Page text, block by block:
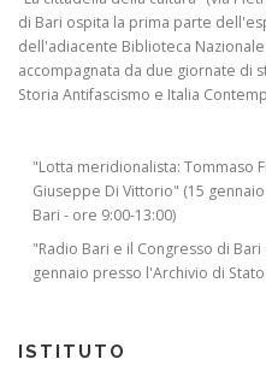
di Bari ospita la prima parte
dell'adiacente Biblioteca
accompagnata da due giornate di
Storia Antifascismo e Italia
"Lotta meridionalista: Tommaso
Giuseppe Di Vittorio" (15
Bari - ore 9:00-13:00)
"Radio Bari e il Congresso di
gennaio presso l'Archivio di
ISTITUTO